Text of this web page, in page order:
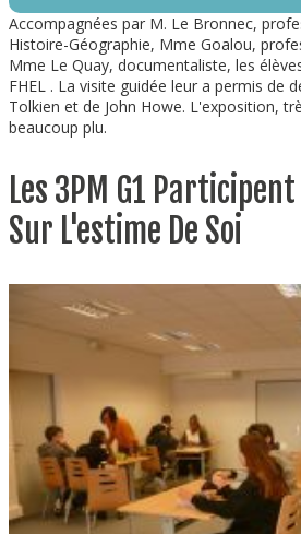
Accompagnées par M. Le Bronnec,
Histoire-Géographie, Mme Goalou,
Mme Le Quay, documentaliste, les
FHEL . La visite guidée leur a permis de
Tolkien et de John Howe. L'exposition,
beaucoup plu.
Les 3PM G1
Sur L'estime De Soi